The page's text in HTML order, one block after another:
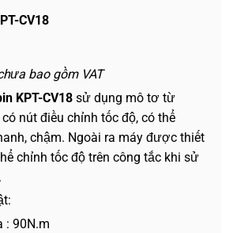
CV18
bao gồm VAT
KPT-CV18 sử dụng mô tơ từ
nút điều chỉnh tốc độ, có thể
chậm. Ngoài ra máy được thiết
chỉnh tốc độ trên công tắc khi sử
: 90N.m